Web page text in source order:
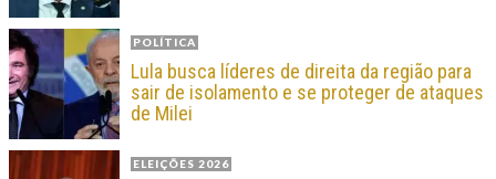
POLÍTICA
Lula busca líderes de direita da região para
sair de isolamento e se proteger de ataques
de Milei
ELEIÇÕES 2026